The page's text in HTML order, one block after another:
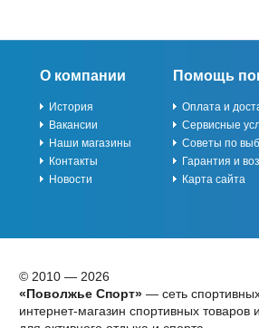
О компании
История
Вакансии
Наши магазины
Контакты
Новости
Помощь
Оплата и
Сервисные
Советы по
Гарантия и
Карта сайта
© 2010 — 2026
«Поволжье Спорт»— сеть спортивных
интернет-магазин спортивных товаров